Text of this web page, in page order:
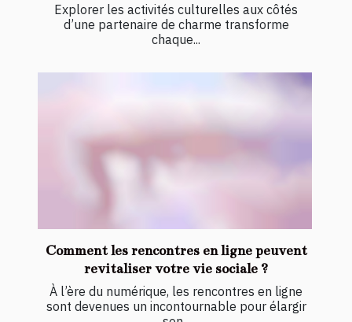
Explorer les activités culturelles aux côtés
d’une partenaire de charme transforme
chaque...
Comment les rencontres en ligne peuvent
revitaliser votre vie sociale ?
À l’ère du numérique, les rencontres en ligne
sont devenues un incontournable pour élargir